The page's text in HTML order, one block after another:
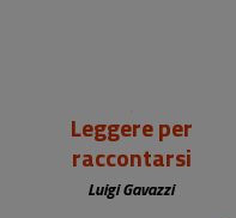
Leggere per
raccontarsi
Luigi Gavazzi